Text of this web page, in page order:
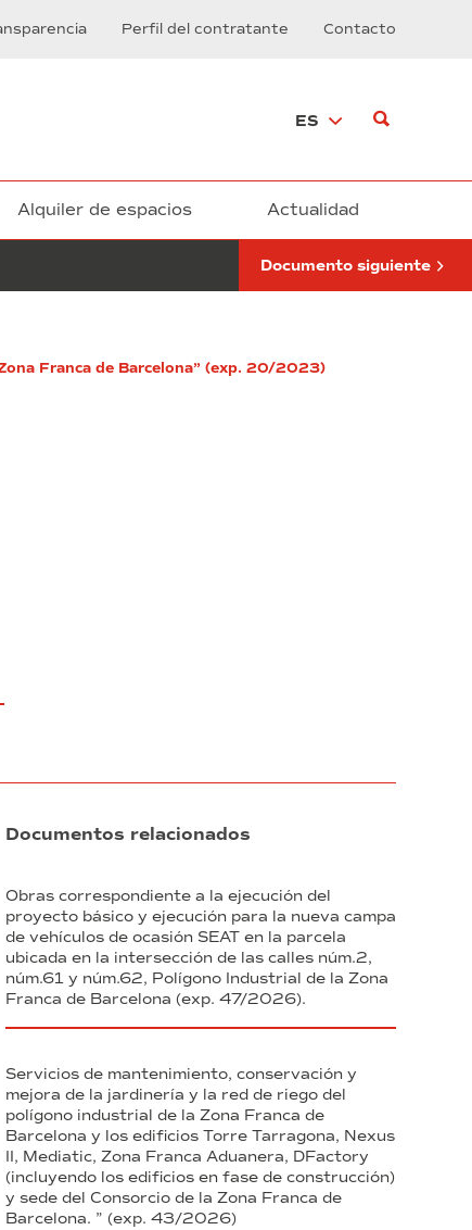
Perfil del contratante Contacto
ES
Alquiler de espacios Actualidad
respuesta
Documento siguiente
Franca de Barcelona” (exp. 20/2023)
Documentos relacionados
Obras correspondiente a la ejecución del
proyecto básico y ejecución para la nueva campa
de vehículos de ocasión SEAT en la parcela
ubicada en la intersección de las calles núm.2,
núm.61 y núm.62, Polígono Industrial de la Zona
Franca de Barcelona (exp. 47/2026).
Servicios de mantenimiento, conservación y
mejora de la jardinería y la red de riego del
polígono industrial de la Zona Franca de
Barcelona y los edificios Torre Tarragona, Nexus
II, Mediatic, Zona Franca Aduanera, DFactory
(incluyendo los edificios en fase de construcción)
y sede del Consorcio de la Zona Franca de
Barcelona. ” (exp. 43/2026)